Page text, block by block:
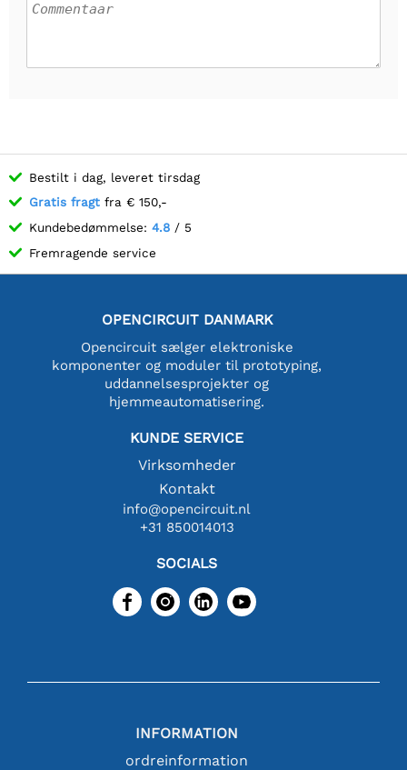
Bestilt i dag, leveret tirsdag
Gratis fragt fra € 150,-
Kundebedømmelse: 4.8 / 5
Fremragende service
OPENCIRCUIT DANMARK
Opencircuit sælger elektroniske
komponenter og moduler til prototyping,
uddannelsesprojekter og
hjemmeautomatisering.
KUNDE SERVICE
Virksomheder
Kontakt
info@opencircuit.nl
+31 850014013
SOCIALS
INFORMATION
ordreinformation